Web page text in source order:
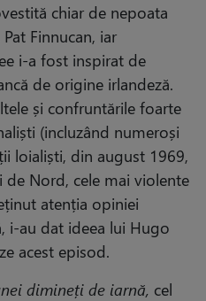
chiar de nepoata
Finnucan, iar
i-a fost inspirat de
de origine irlandeză.
și confruntările foarte
(incluzând numeroși
loialiști, din august 1969,
de Nord, cele mai violente
atenția opiniei
i-au dat ideea lui Hugo
acest episod.
dimineți de iarnă, cel